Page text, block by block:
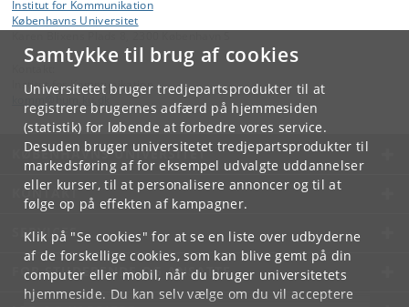
Samtykke til brug af cookies
Universitetet bruger tredjepartsprodukter til at
registrere brugernes adfærd på hjemmesiden
(statistik) for løbende at forbedre vores service.
Desuden bruger universitetet tredjepartsprodukter til
markedsføring af for eksempel udvalgte uddannelser
eller kurser, til at personalisere annoncer og til at
følge op på effekten af kampagner.
Klik på "Se cookies" for at se en liste over udbyderne
af de forskellige cookies, som kan blive gemt på din
computer eller mobil, når du bruger universitetets
hjemmeside. Du kan selv vælge om du vil acceptere
Institut for Kommunikation
Københavns Universitet
Institut for Kommunikation
KØBENHAVNS UNIVERSITET
KONTAKT
SERVICES
FOR STUDERENDE OG ANSATTE